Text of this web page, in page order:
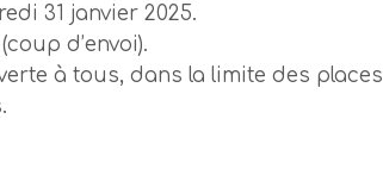
31 janvier 2025.
d’envoi).
à tous, dans la limite des places